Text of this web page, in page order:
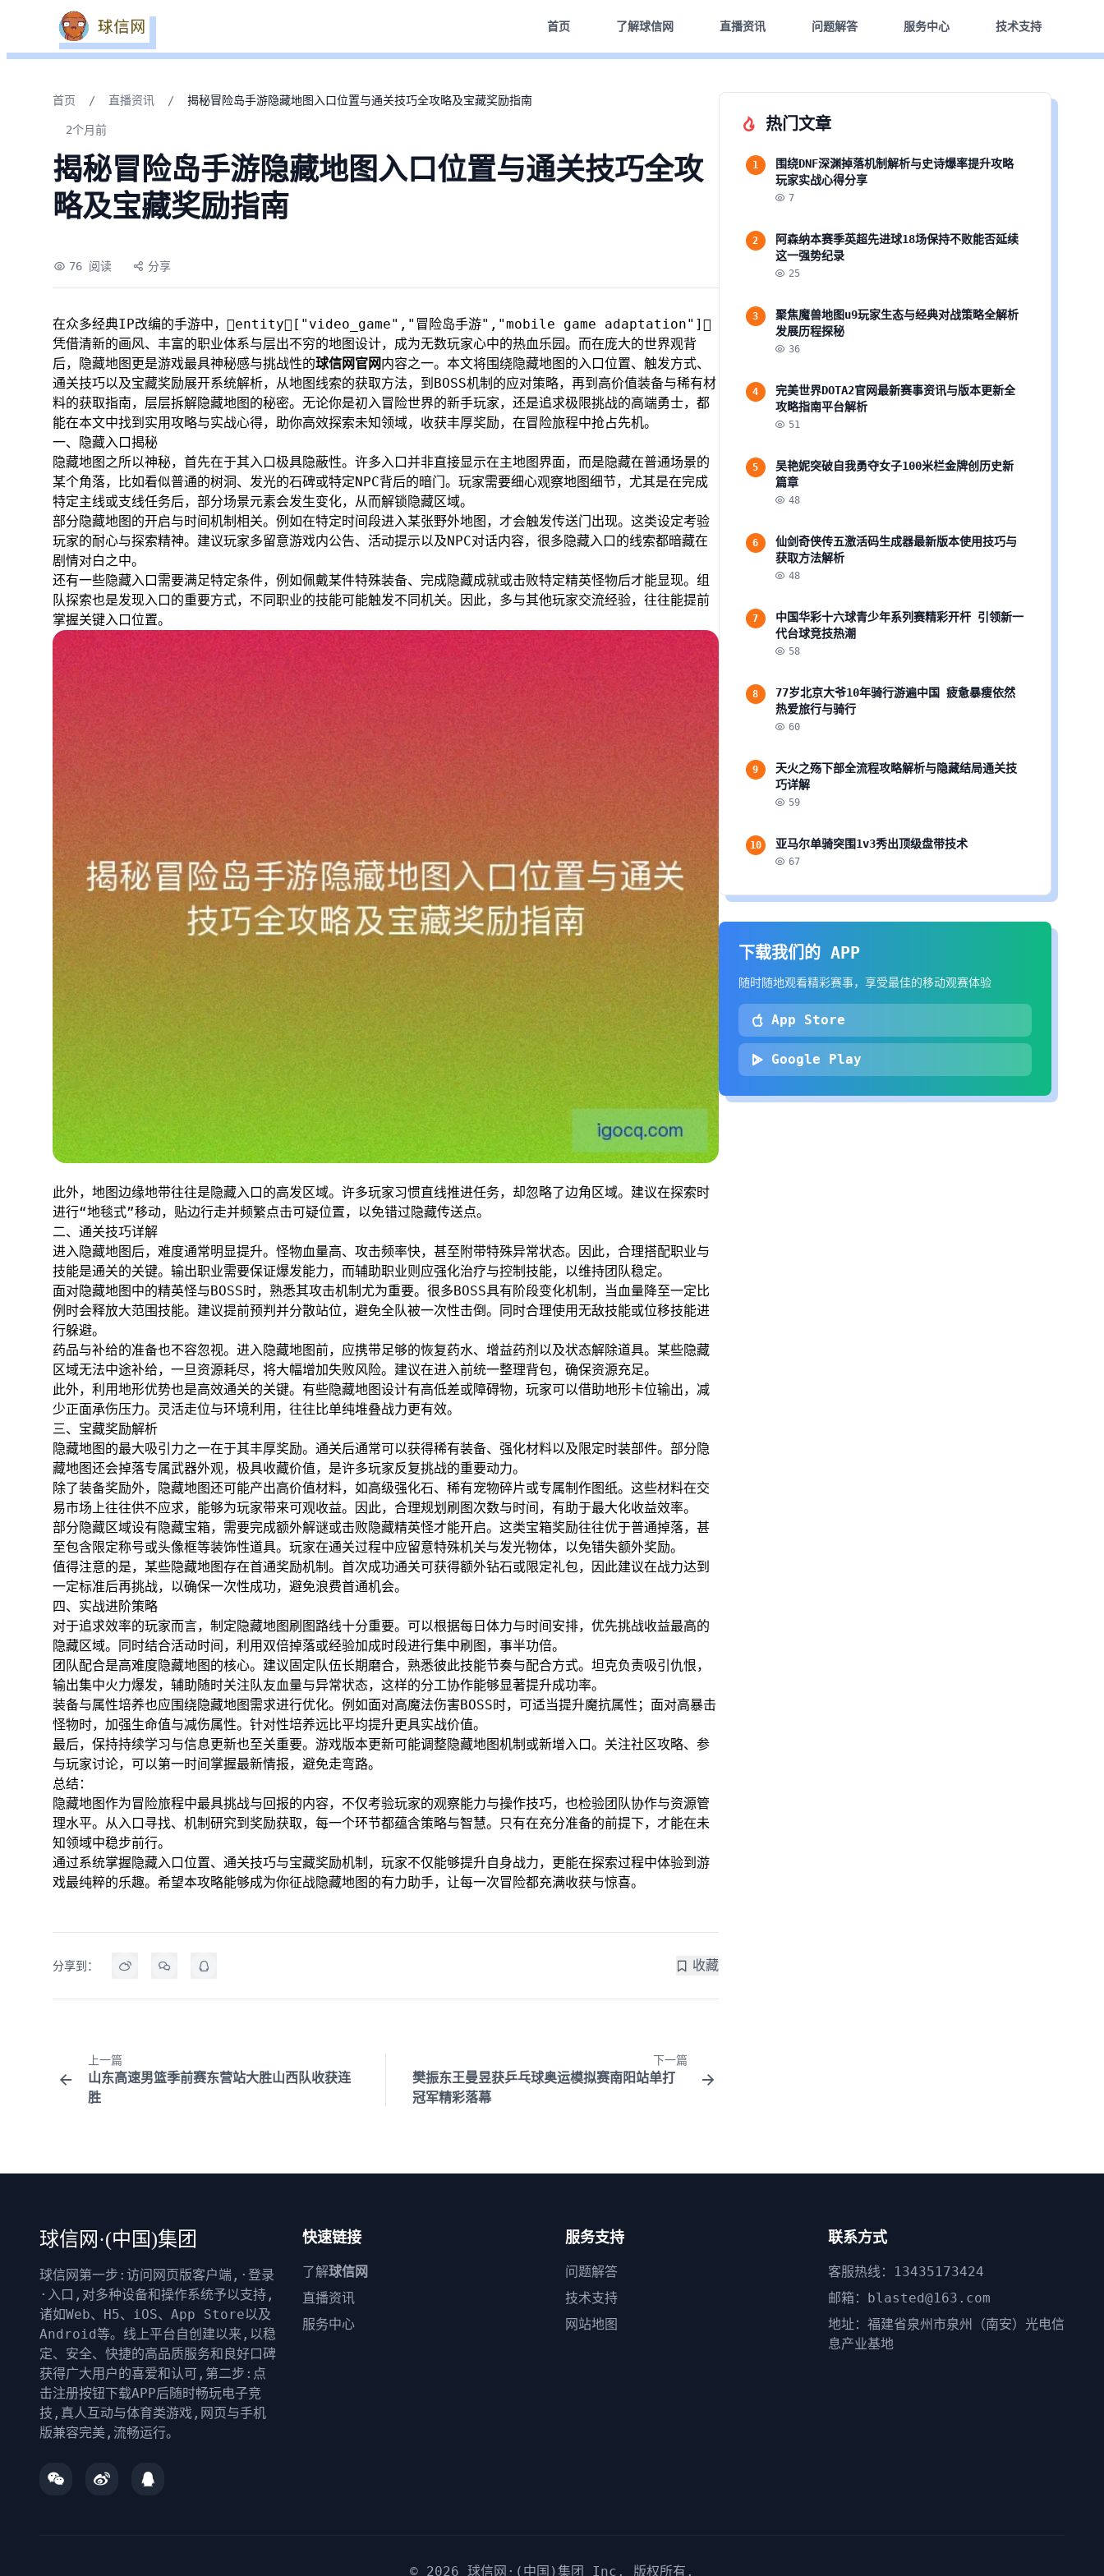
首页 了解球信网 直播资讯 问题解答 服务中心 技术支持
首页 / 直播资讯 / 揭秘冒险岛手游隐藏地图入口位置与通关技巧全攻略及宝藏奖励指南
2个月前
揭秘冒险岛手游隐藏地图入口位置与通关技巧全攻
略及宝藏奖励指南
76 阅读 分享
在众多经典IP改编的手游中，entity["video_game","冒险岛手游","mobile game adaptation"]
凭借清新的画风、丰富的职业体系与层出不穷的地图设计，成为无数玩家心中的热血乐园。而在庞大的世界观背
后，隐藏地图更是游戏最具神秘感与挑战性的球信网官网内容之一。本文将围绕隐藏地图的入口位置、触发方式、
通关技巧以及宝藏奖励展开系统解析，从地图线索的获取方法，到BOSS机制的应对策略，再到高价值装备与稀有材
料的获取指南，层层拆解隐藏地图的秘密。无论你是初入冒险世界的新手玩家，还是追求极限挑战的高端勇士，都
能在本文中找到实用攻略与实战心得，助你高效探索未知领域，收获丰厚奖励，在冒险旅程中抢占先机。
一、隐藏入口揭秘
隐藏地图之所以神秘，首先在于其入口极具隐蔽性。许多入口并非直接显示在主地图界面，而是隐藏在普通场景的
某个角落，比如看似普通的树洞、发光的石碑或特定NPC背后的暗门。玩家需要细心观察地图细节，尤其是在完成
特定主线或支线任务后，部分场景元素会发生变化，从而解锁隐藏区域。
部分隐藏地图的开启与时间机制相关。例如在特定时间段进入某张野外地图，才会触发传送门出现。这类设定考验
玩家的耐心与探索精神。建议玩家多留意游戏内公告、活动提示以及NPC对话内容，很多隐藏入口的线索都暗藏在
剧情对白之中。
还有一些隐藏入口需要满足特定条件，例如佩戴某件特殊装备、完成隐藏成就或击败特定精英怪物后才能显现。组
队探索也是发现入口的重要方式，不同职业的技能可能触发不同机关。因此，多与其他玩家交流经验，往往能提前
掌握关键入口位置。
此外，地图边缘地带往往是隐藏入口的高发区域。许多玩家习惯直线推进任务，却忽略了边角区域。建议在探索时
进行“地毯式”移动，贴边行走并频繁点击可疑位置，以免错过隐藏传送点。
二、通关技巧详解
进入隐藏地图后，难度通常明显提升。怪物血量高、攻击频率快，甚至附带特殊异常状态。因此，合理搭配职业与
技能是通关的关键。输出职业需要保证爆发能力，而辅助职业则应强化治疗与控制技能，以维持团队稳定。
面对隐藏地图中的精英怪与BOSS时，熟悉其攻击机制尤为重要。很多BOSS具有阶段变化机制，当血量降至一定比
例时会释放大范围技能。建议提前预判并分散站位，避免全队被一次性击倒。同时合理使用无敌技能或位移技能进
行躲避。
药品与补给的准备也不容忽视。进入隐藏地图前，应携带足够的恢复药水、增益药剂以及状态解除道具。某些隐藏
区域无法中途补给，一旦资源耗尽，将大幅增加失败风险。建议在进入前统一整理背包，确保资源充足。
此外，利用地形优势也是高效通关的关键。有些隐藏地图设计有高低差或障碍物，玩家可以借助地形卡位输出，减
少正面承伤压力。灵活走位与环境利用，往往比单纯堆叠战力更有效。
三、宝藏奖励解析
隐藏地图的最大吸引力之一在于其丰厚奖励。通关后通常可以获得稀有装备、强化材料以及限定时装部件。部分隐
藏地图还会掉落专属武器外观，极具收藏价值，是许多玩家反复挑战的重要动力。
除了装备奖励外，隐藏地图还可能产出高价值材料，如高级强化石、稀有宠物碎片或专属制作图纸。这些材料在交
易市场上往往供不应求，能够为玩家带来可观收益。因此，合理规划刷图次数与时间，有助于最大化收益效率。
部分隐藏区域设有隐藏宝箱，需要完成额外解谜或击败隐藏精英怪才能开启。这类宝箱奖励往往优于普通掉落，甚
至包含限定称号或头像框等装饰性道具。玩家在通关过程中应留意特殊机关与发光物体，以免错失额外奖励。
值得注意的是，某些隐藏地图存在首通奖励机制。首次成功通关可获得额外钻石或限定礼包，因此建议在战力达到
一定标准后再挑战，以确保一次性成功，避免浪费首通机会。
四、实战进阶策略
对于追求效率的玩家而言，制定隐藏地图刷图路线十分重要。可以根据每日体力与时间安排，优先挑战收益最高的
隐藏区域。同时结合活动时间，利用双倍掉落或经验加成时段进行集中刷图，事半功倍。
团队配合是高难度隐藏地图的核心。建议固定队伍长期磨合，熟悉彼此技能节奏与配合方式。坦克负责吸引仇恨，
输出集中火力爆发，辅助随时关注队友血量与异常状态，这样的分工协作能够显著提升成功率。
装备与属性培养也应围绕隐藏地图需求进行优化。例如面对高魔法伤害BOSS时，可适当提升魔抗属性；面对高暴击
怪物时，加强生命值与减伤属性。针对性培养远比平均提升更具实战价值。
最后，保持持续学习与信息更新也至关重要。游戏版本更新可能调整隐藏地图机制或新增入口。关注社区攻略、参
与玩家讨论，可以第一时间掌握最新情报，避免走弯路。
总结：
隐藏地图作为冒险旅程中最具挑战与回报的内容，不仅考验玩家的观察能力与操作技巧，也检验团队协作与资源管
理水平。从入口寻找、机制研究到奖励获取，每一个环节都蕴含策略与智慧。只有在充分准备的前提下，才能在未
知领域中稳步前行。
通过系统掌握隐藏入口位置、通关技巧与宝藏奖励机制，玩家不仅能够提升自身战力，更能在探索过程中体验到游
戏最纯粹的乐趣。希望本攻略能够成为你征战隐藏地图的有力助手，让每一次冒险都充满收获与惊喜。
分享到： 收藏
上一篇
山东高速男篮季前赛东营站大胜山西队收获连
胜
下一篇
樊振东王曼昱获乒乓球奥运模拟赛南阳站单打
冠军精彩落幕
热门文章
1
围绕DNF深渊掉落机制解析与史诗爆率提升攻略
玩家实战心得分享
7
2
阿森纳本赛季英超先进球18场保持不败能否延续
这一强势纪录
25
3
聚焦魔兽地图u9玩家生态与经典对战策略全解析
发展历程探秘
36
4
完美世界DOTA2官网最新赛事资讯与版本更新全
攻略指南平台解析
51
5
吴艳妮突破自我勇夺女子100米栏金牌创历史新
篇章
48
6
仙剑奇侠传五激活码生成器最新版本使用技巧与
获取方法解析
48
7
中国华彩十六球青少年系列赛精彩开杆 引领新一
代台球竞技热潮
58
8
77岁北京大爷10年骑行游遍中国 疲惫暴瘦依然
热爱旅行与骑行
60
9
天火之殇下部全流程攻略解析与隐藏结局通关技
巧详解
59
10 亚马尔单骑突围1v3秀出顶级盘带技术
67
下载我们的 APP
随时随地观看精彩赛事，享受最佳的移动观赛体验
App Store
Google Play
球信网·(中国)集团
球信网第一步:访问网页版客户端,·登录
·入口,对多种设备和操作系统予以支持,
诸如Web、H5、iOS、App Store以及
Android等。线上平台自创建以来,以稳
定、安全、快捷的高品质服务和良好口碑
获得广大用户的喜爱和认可,第二步:点
击注册按钮下载APP后随时畅玩电子竞
技,真人互动与体育类游戏,网页与手机
版兼容完美,流畅运行。
快速链接
了解球信网
直播资讯
服务中心
服务支持
问题解答
技术支持
网站地图
联系方式
客服热线：13435173424
邮箱：blasted@163.com
地址：福建省泉州市泉州（南安）光电信
息产业基地
© 2026 球信网·(中国)集团 Inc. 版权所有.